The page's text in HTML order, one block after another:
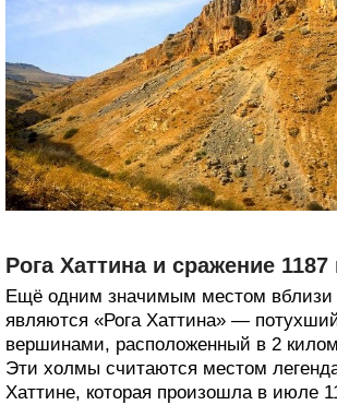
Рога Хаттина и сражение 1187
Ещё одним значимым местом вблизи
являются «Рога Хаттина» —
вершинами, расположенный в 2
Эти холмы считаются местом
Хаттине, которая произошла в июле